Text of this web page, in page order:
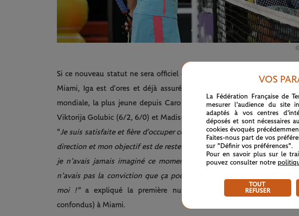
Si ce nouveau statut ne sera officiel que lundi 4 avril au lendemain
Miami, Iga est d’ores et déjà assurée de devenir la 28e joueuse à
mondiale, la plus jeune depuis Caroline Wozniacki en 2010. Ses deux
Viktorija Golubic (6/2, 6/0) et Madison Brengle (6/0, 6/3) lui confèrent
"Je suis satisfaite et fière d’occuper cette place. J’ai l’impression que
direction et mon objectif est de rester N°1 et de continuer de faire ce
je n’avais jamais imaginé ce moment, j’ai travaillé jour après jour et
n’avais pas la conviction que ça pouvait vraiment arriver. C’est
moi !"a expliqué la première numéro un Polonaise de l’histoire
confondus) à Miami.
VOS
La Fédération Française de
mesurer l'audience du site
adaptés à vos centres
déposés et sont nécessaires
cookies évoqués
Faites-nous part de vos
sur "Définir vos préférences".
Pour en savoir plus sur le
pouvez consulter notre
TOUT
REFUSER